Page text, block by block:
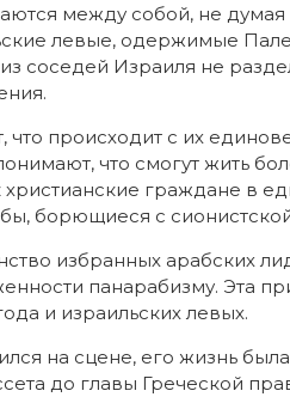
между собой, не думая
левые, одержимые
соседей Израиля не
что происходит с их
что смогут жить
граждане в
борющиеся с
избранных арабских
панарабизму. Эта
и израильских левых.
на сцене, его жизнь
до главы Греческой